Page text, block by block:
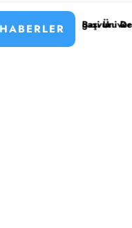
203 Sözleşmeli